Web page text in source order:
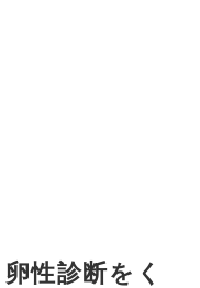
性診断をく